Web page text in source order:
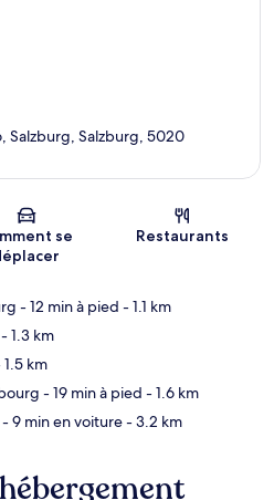
Carte
Salzburg, Salzburg, 5020
se
Restaurants
- 12 min à pied - 1.1 km
- 1.3 km
1.5 km
- 19 min à pied - 1.6 km
- 9 min en voiture- 3.2 km